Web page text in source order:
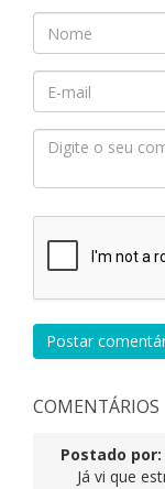
Postar
COMENTÁRIOS
Postado por:
Já vi que